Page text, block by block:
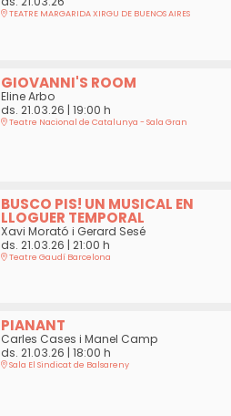
TEATRE MARGARIDA XIRGU DE BUENOS AIRES
GIOVANNI'S ROOM
Eline Arbo
ds. 21.03.26 | 19:00 h
Teatre Nacional de Catalunya - Sala Gran
BUSCO PIS! UN MUSICAL EN
LLOGUER TEMPORAL
Xavi Morató i Gerard Sesé
ds. 21.03.26 | 21:00 h
Teatre Gaudí Barcelona
PIANANT
Carles Cases i Manel Camp
ds. 21.03.26 | 18:00 h
Sala El Sindicat de Balsareny